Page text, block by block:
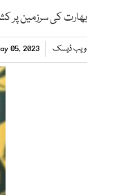
بھارت کی سرزمین پر
ویب ڈیسک 05, 2023